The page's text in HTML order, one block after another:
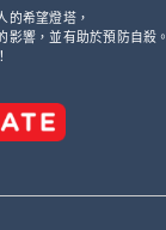
的希望燈塔，
影響，並有助於預防自殺。